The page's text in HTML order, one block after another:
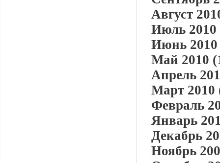
Август
Июль 2010
Июнь 2010
Май 2010
Апрель
Март 2010
Февраль
Январь
Декабрь
Ноябрь